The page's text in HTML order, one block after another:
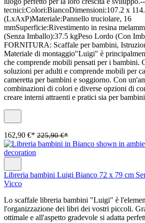
tecnici:Colori:BiancoDimensioni:107.2 x
(LxAxP)Materiale:Pannello truciolare, 16
mmSuperficie:Rivestimento in resina
(Senza Imballo):37.5 kgPeso Lordo (Con
FORNITURA: Scaffale per bambini,
Materiale di montaggio"Luigi" è
che comprende mobili pensati per i bambini.
soluzioni per adulti e comprende mobili per
cameretta per bambini e soggiorno. Con
combinazioni di colori e diverse opzioni di
creare interni attraenti e pratici sia per
162,90 €* 225,90 €*
Libreria bambini Luigi Bianco 72 x 79 cm
Vicco
Lo scaffale libreria bambini "Luigi" è
l'organizzazione dei libri dei vostri piccoli.
ottimale e all'aspetto gradevole si adatta